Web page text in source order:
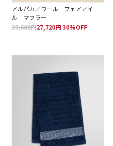
アルパカ／ウール フェアアイ
ル マフラー
39,600円27,720円 30%OFF